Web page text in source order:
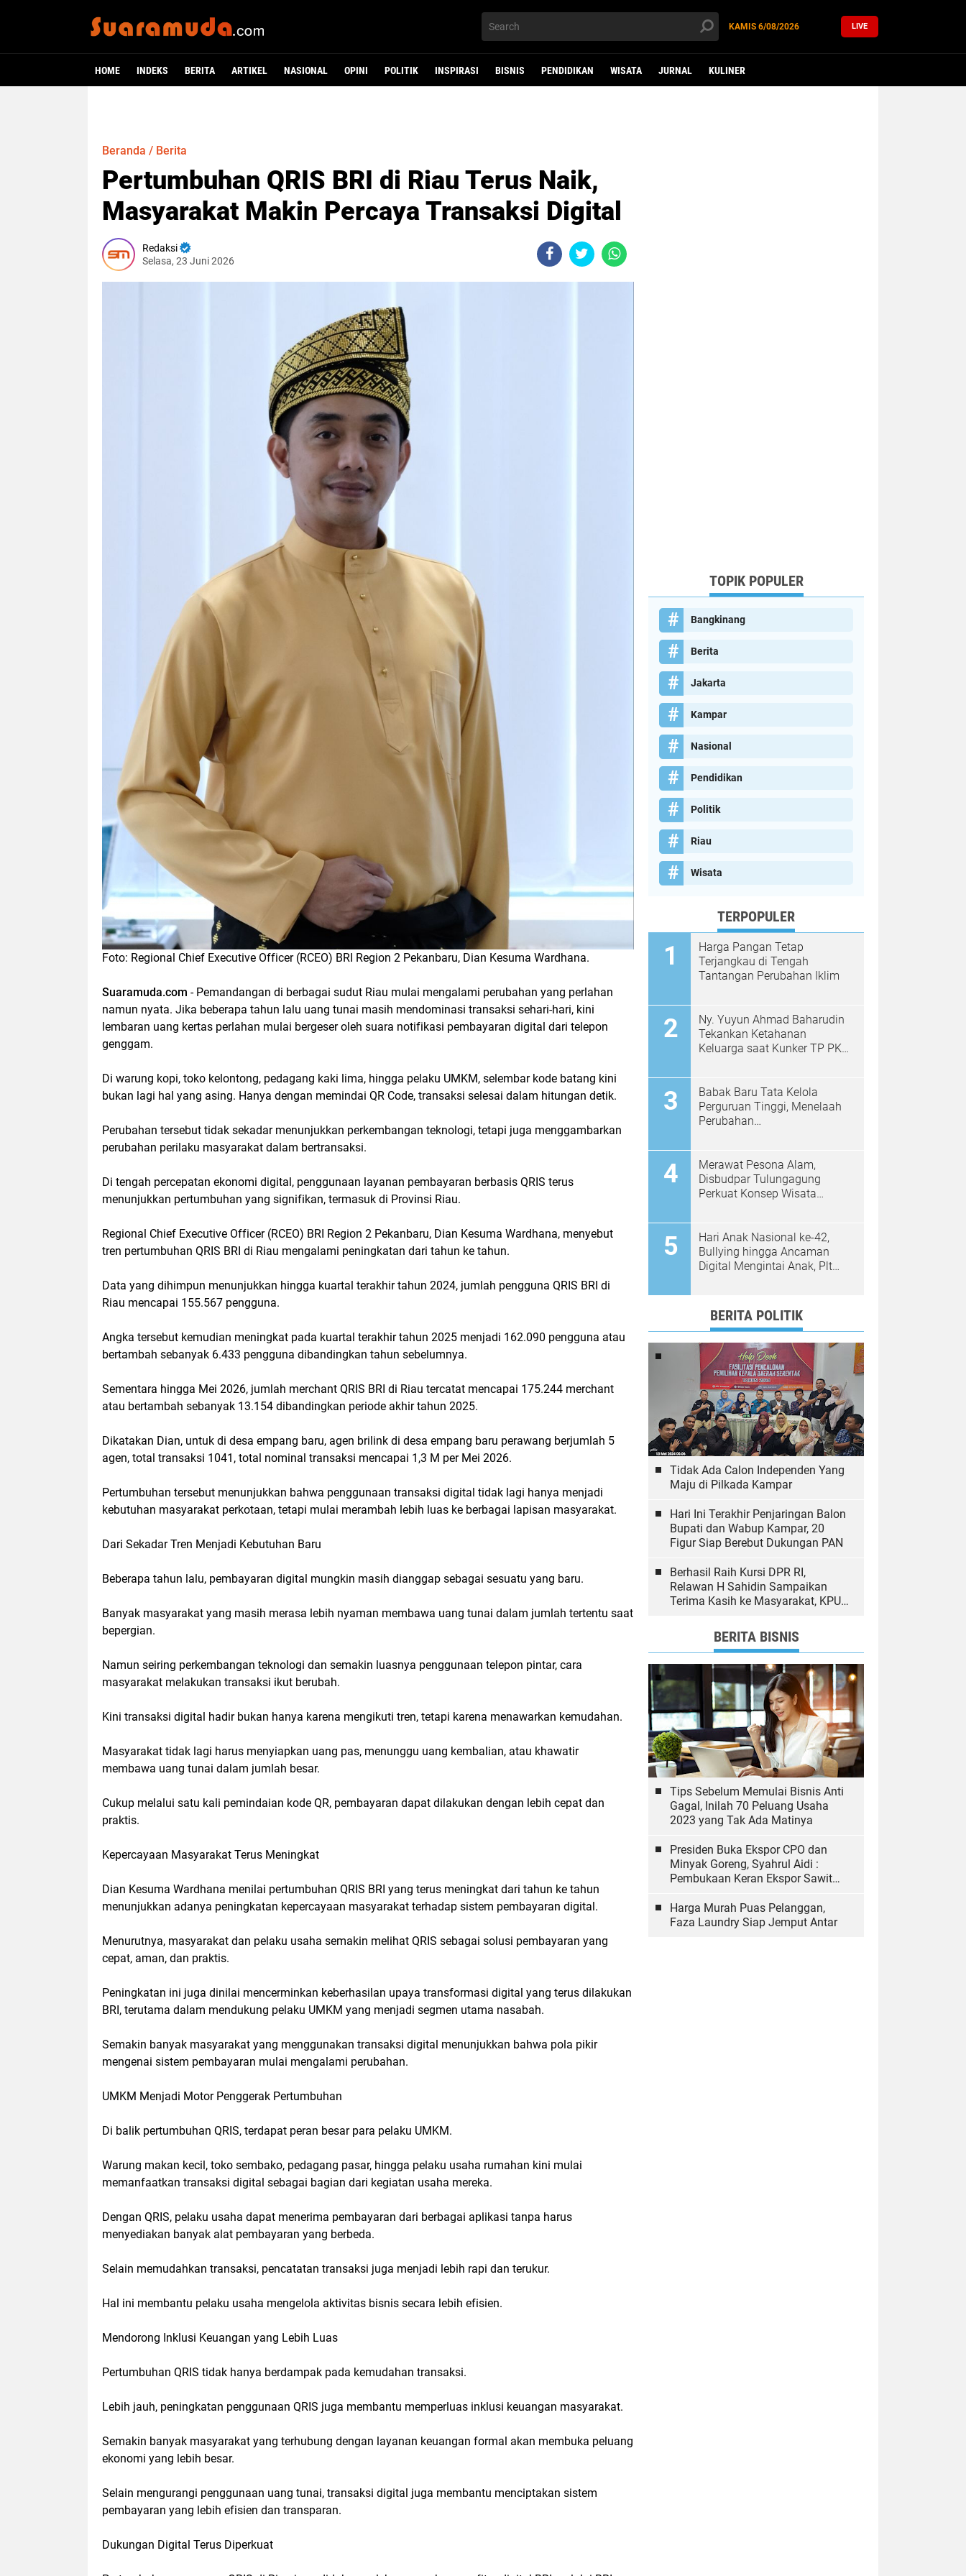
KAMIS 6/08/2026 LIVE
HOME INDEKS BERITA ARTIKEL NASIONAL OPINI POLITIK INSPIRASI BISNIS PENDIDIKAN WISATA JURNAL KULINER
Beranda / Berita
Pertumbuhan QRIS BRI di Riau Terus Naik,
Masyarakat Makin Percaya Transaksi Digital
Redaksi
Selasa, 23 Juni 2026
Foto: Regional Chief Executive Officer (RCEO) BRI Region 2 Pekanbaru, Dian Kesuma Wardhana.
Suaramuda.com - Pemandangan di berbagai sudut Riau mulai mengalami perubahan yang perlahan
namun nyata. Jika beberapa tahun lalu uang tunai masih mendominasi transaksi sehari-hari, kini
lembaran uang kertas perlahan mulai bergeser oleh suara notifikasi pembayaran digital dari telepon
genggam.
Di warung kopi, toko kelontong, pedagang kaki lima, hingga pelaku UMKM, selembar kode batang kini
bukan lagi hal yang asing. Hanya dengan memindai QR Code, transaksi selesai dalam hitungan detik.
Perubahan tersebut tidak sekadar menunjukkan perkembangan teknologi, tetapi juga menggambarkan
perubahan perilaku masyarakat dalam bertransaksi.
Di tengah percepatan ekonomi digital, penggunaan layanan pembayaran berbasis QRIS terus
menunjukkan pertumbuhan yang signifikan, termasuk di Provinsi Riau.
Regional Chief Executive Officer (RCEO) BRI Region 2 Pekanbaru, Dian Kesuma Wardhana, menyebut
tren pertumbuhan QRIS BRI di Riau mengalami peningkatan dari tahun ke tahun.
Data yang dihimpun menunjukkan hingga kuartal terakhir tahun 2024, jumlah pengguna QRIS BRI di
Riau mencapai 155.567 pengguna.
Angka tersebut kemudian meningkat pada kuartal terakhir tahun 2025 menjadi 162.090 pengguna atau
bertambah sebanyak 6.433 pengguna dibandingkan tahun sebelumnya.
Sementara hingga Mei 2026, jumlah merchant QRIS BRI di Riau tercatat mencapai 175.244 merchant
atau bertambah sebanyak 13.154 dibandingkan periode akhir tahun 2025.
Dikatakan Dian, untuk di desa empang baru, agen brilink di desa empang baru perawang berjumlah 5
agen, total transaksi 1041, total nominal transaksi mencapai 1,3 M per Mei 2026.
Pertumbuhan tersebut menunjukkan bahwa penggunaan transaksi digital tidak lagi hanya menjadi
kebutuhan masyarakat perkotaan, tetapi mulai merambah lebih luas ke berbagai lapisan masyarakat.
Dari Sekadar Tren Menjadi Kebutuhan Baru
Beberapa tahun lalu, pembayaran digital mungkin masih dianggap sebagai sesuatu yang baru.
Banyak masyarakat yang masih merasa lebih nyaman membawa uang tunai dalam jumlah tertentu saat
bepergian.
Namun seiring perkembangan teknologi dan semakin luasnya penggunaan telepon pintar, cara
masyarakat melakukan transaksi ikut berubah.
Kini transaksi digital hadir bukan hanya karena mengikuti tren, tetapi karena menawarkan kemudahan.
Masyarakat tidak lagi harus menyiapkan uang pas, menunggu uang kembalian, atau khawatir
membawa uang tunai dalam jumlah besar.
Cukup melalui satu kali pemindaian kode QR, pembayaran dapat dilakukan dengan lebih cepat dan
praktis.
Kepercayaan Masyarakat Terus Meningkat
Dian Kesuma Wardhana menilai pertumbuhan QRIS BRI yang terus meningkat dari tahun ke tahun
menunjukkan adanya peningkatan kepercayaan masyarakat terhadap sistem pembayaran digital.
Menurutnya, masyarakat dan pelaku usaha semakin melihat QRIS sebagai solusi pembayaran yang
cepat, aman, dan praktis.
Peningkatan ini juga dinilai mencerminkan keberhasilan upaya transformasi digital yang terus dilakukan
BRI, terutama dalam mendukung pelaku UMKM yang menjadi segmen utama nasabah.
Semakin banyak masyarakat yang menggunakan transaksi digital menunjukkan bahwa pola pikir
mengenai sistem pembayaran mulai mengalami perubahan.
UMKM Menjadi Motor Penggerak Pertumbuhan
Di balik pertumbuhan QRIS, terdapat peran besar para pelaku UMKM.
Warung makan kecil, toko sembako, pedagang pasar, hingga pelaku usaha rumahan kini mulai
memanfaatkan transaksi digital sebagai bagian dari kegiatan usaha mereka.
Dengan QRIS, pelaku usaha dapat menerima pembayaran dari berbagai aplikasi tanpa harus
menyediakan banyak alat pembayaran yang berbeda.
Selain memudahkan transaksi, pencatatan transaksi juga menjadi lebih rapi dan terukur.
Hal ini membantu pelaku usaha mengelola aktivitas bisnis secara lebih efisien.
Mendorong Inklusi Keuangan yang Lebih Luas
Pertumbuhan QRIS tidak hanya berdampak pada kemudahan transaksi.
Lebih jauh, peningkatan penggunaan QRIS juga membantu memperluas inklusi keuangan masyarakat.
Semakin banyak masyarakat yang terhubung dengan layanan keuangan formal akan membuka peluang
ekonomi yang lebih besar.
Selain mengurangi penggunaan uang tunai, transaksi digital juga membantu menciptakan sistem
pembayaran yang lebih efisien dan transparan.
Dukungan Digital Terus Diperkuat
TOPIK POPULER
Bangkinang
Berita
Jakarta
Kampar
Nasional
Pendidikan
Politik
Riau
Wisata
TERPOPULER
Harga Pangan Tetap
Terjangkau di Tengah
Tantangan Perubahan Iklim
Ny. Yuyun Ahmad Baharudin
Tekankan Ketahanan
Keluarga saat Kunker TP PKK
Babak Baru Tata Kelola
Perguruan Tinggi, Menelaah
Perubahan
Merawat Pesona Alam,
Disbudpar Tulungagung
Perkuat Konsep Wisata
Hari Anak Nasional ke-42,
Bullying hingga Ancaman
Digital Mengintai Anak, Plt
Ramah Anak
BERITA POLITIK
Tidak Ada Calon Independen Yang
Maju di Pilkada Kampar
Hari Ini Terakhir Penjaringan Balon
Bupati dan Wabup Kampar, 20
Figur Siap Berebut Dukungan PAN
Berhasil Raih Kursi DPR RI,
Relawan H Sahidin Sampaikan
Terima Kasih ke Masyarakat, KPU
BERITA BISNIS
Tips Sebelum Memulai Bisnis Anti
Gagal, Inilah 70 Peluang Usaha
2023 yang Tak Ada Matinya
Presiden Buka Ekspor CPO dan
Minyak Goreng, Syahrul Aidi :
Pembukaan Keran Ekspor Sawit
Harga Murah Puas Pelanggan,
Faza Laundry Siap Jemput Antar